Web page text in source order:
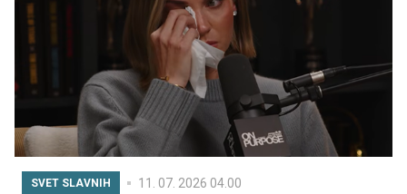
kjer uživa v družbi svojega izbranca.
SVET SLAVNIH 11. 07. 2026 04.00